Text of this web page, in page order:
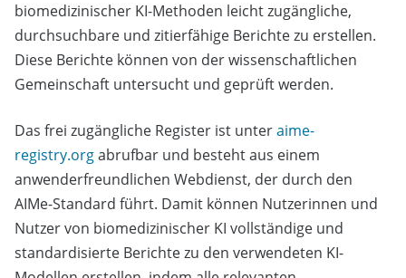
biomedizinischer KI-Methoden leicht zugängliche,
durchsuchbare und zitierfähige Berichte zu erstellen.
Diese Berichte können von der wissenschaftlichen
Gemeinschaft untersucht und geprüft werden.
Das frei zugängliche Register ist unteraime-
registry.orgabrufbar und besteht aus einem
anwenderfreundlichen Webdienst, der durch den
AIMe-Standard führt. Damit können Nutzerinnen und
Nutzer von biomedizinischer KI vollständige und
standardisierte Berichte zu den verwendeten KI-